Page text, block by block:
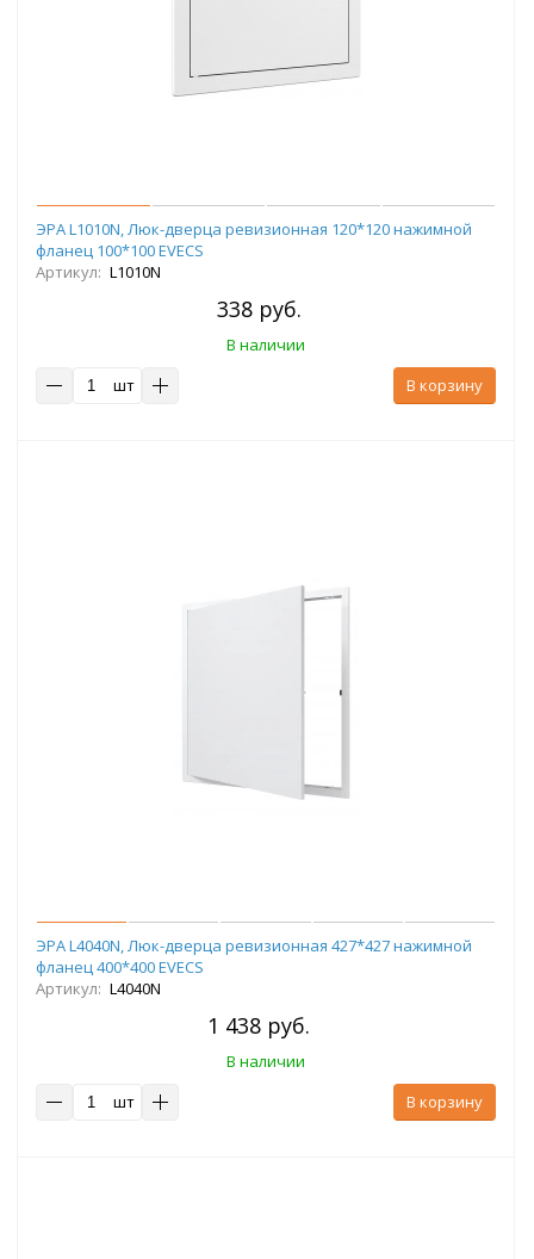
ЭРА L1010N, Люк-дверца ревизионная 120*120 нажимной
фланец 100*100 EVECS
Артикул: L1010N
338 руб.
В наличии
шт
В корзину
ЭРА L4040N, Люк-дверца ревизионная 427*427 нажимной
фланец 400*400 EVECS
Артикул: L4040N
1 438 руб.
В наличии
шт
В корзину